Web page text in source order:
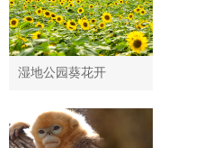
湿地公园葵花开